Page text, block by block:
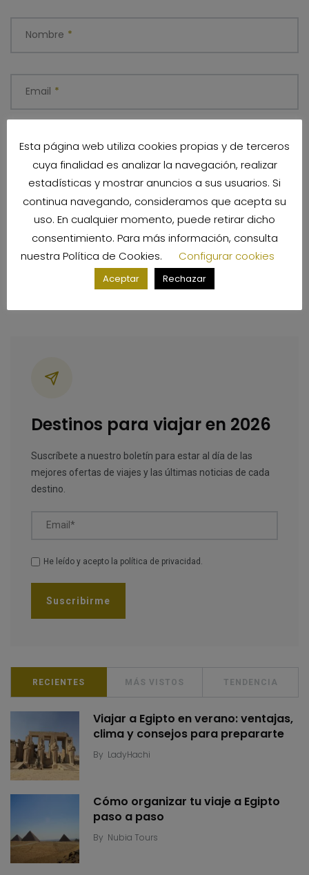
Nombre *
Email *
Sitio web
Guarda mi nombre, correo electrónico y web en este
navegador para la próxima vez que comente.
Destinos para viajar en 2026
Suscríbete a nuestro boletín para estar al día de las
mejores ofertas de viajes y las últimas noticias de cada
destino.
Email*
He leído y acepto la política de privacidad .
RECIENTES MÁS VISTOS TENDENCIA
Viajar a Egipto en verano: ventajas,
clima y consejos para prepararte
By LadyHachi
Cómo organizar tu viaje a Egipto
paso a paso
By Nubia Tours
Esta página web utiliza cookies propias y de terceros
cuya finalidad es analizar la navegación, realizar
estadísticas y mostrar anuncios a sus usuarios. Si
continua navegando, consideramos que acepta su
uso. En cualquier momento, puede retirar dicho
consentimiento. Para más información, consulta
nuestra Política de Cookies. Configurar cookies
Aceptar Rechazar